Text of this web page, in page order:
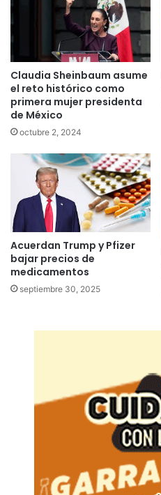
Claudia Sheinbaum asume
el reto histórico como
primera mujer presidenta
de México
octubre 2, 2024
Acuerdan Trump y Pfizer
bajar precios de
medicamentos
septiembre 30, 2025